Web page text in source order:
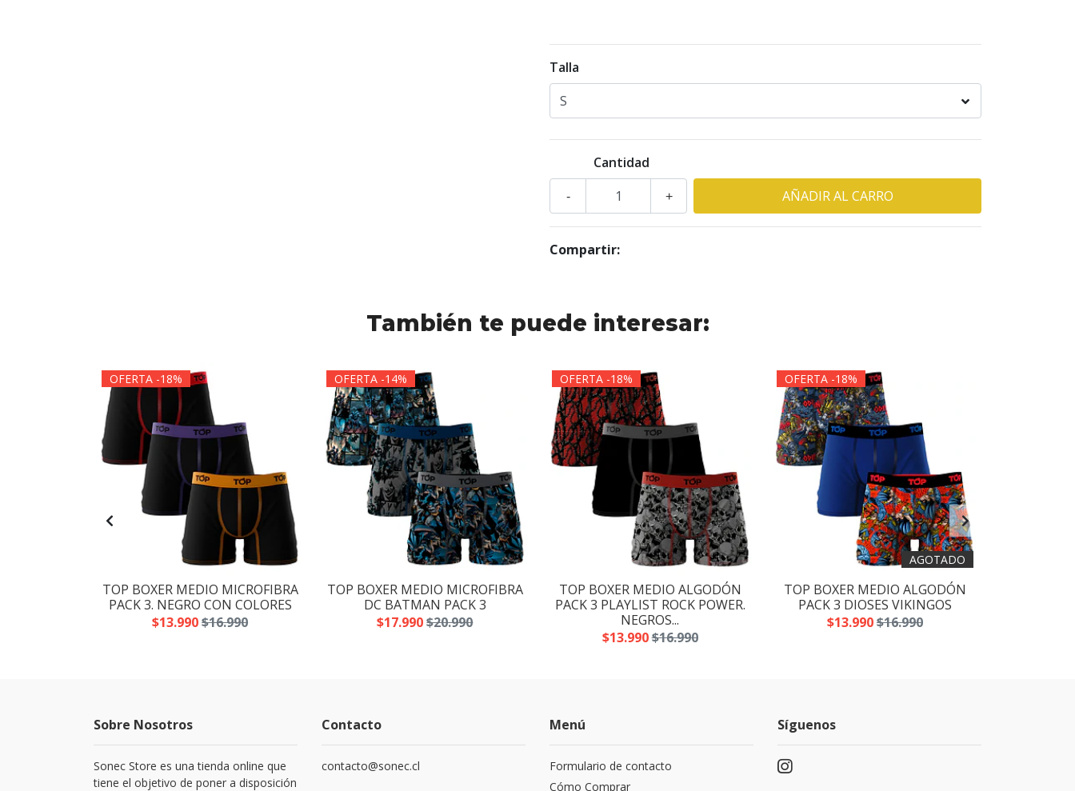
Talla
Cantidad
+
-
Compartir:
También te puede interesar:
OFERTA -18%
TOP BOXER MEDIO MICROFIBRA
PACK 3. NEGRO CON COLORES
$13.990$16.990
OFERTA -14%
TOP BOXER MEDIO MICROFIBRA
DC BATMAN PACK 3
$17.990$20.990
OFERTA -18%
TOP BOXER MEDIO ALGODÓN
PACK 3 PLAYLIST ROCK POWER.
NEGROS...
$13.990$16.990
OFERTA -18%
AGOTADO
TOP BOXER MEDIO ALGODÓN
PACK 3 DIOSES VIKINGOS
$13.990$16.990
Sobre Nosotros
Sonec Store es una tienda online que
tiene el objetivo de poner a disposición
Contacto
contacto@sonec.cl
Menú
Formulario de contacto
Cómo Comprar
Síguenos